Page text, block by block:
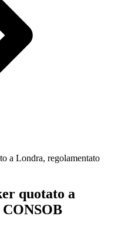
a Londra, regolamentato
quotato a